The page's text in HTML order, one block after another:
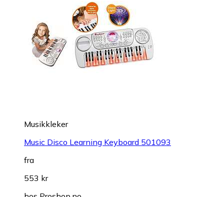
Musikkleker
Music Disco Learning Keyboard 501093
fra
553 kr